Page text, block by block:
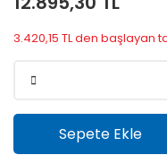
3.420,15 TL den başlayan
Sepete Ekle